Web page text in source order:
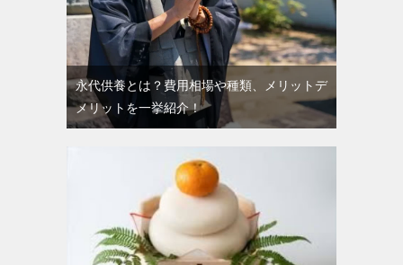
永代供養とは？費用相場や種類、メリットデ
メリットを一挙紹介！